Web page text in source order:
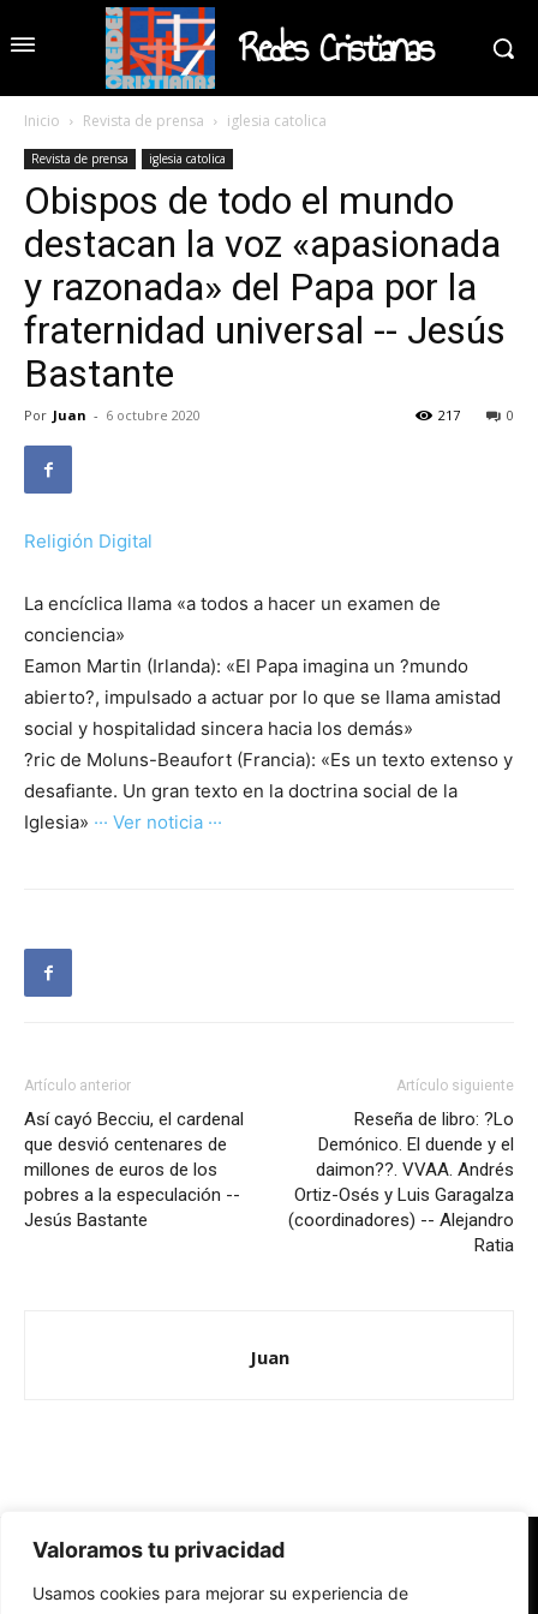
Valoramos tu privacidad
Usamos cookies para mejorar su experiencia de
Redes Cristianas
Inicio Revista de prensa iglesia catolica
Revista de prensa iglesia catolica
Obispos de todo el mundo
destacan la voz «apasionada
y razonada» del Papa por la
fraternidad universal -- Jesús
Bastante
Por Juan - 6 octubre 2020 0
217
Religión Digital
La encíclica llama «a todos a hacer un examen de
conciencia»
Eamon Martin (Irlanda): «El Papa imagina un ?mundo
abierto?, impulsado a actuar por lo que se llama amistad
social y hospitalidad sincera hacia los demás»
?ric de Moluns-Beaufort (Francia): «Es un texto extenso y
desafiante. Un gran texto en la doctrina social de la
Iglesia» ··· Ver noticia ···
Artículo anterior
Así cayó Becciu, el cardenal
que desvió centenares de
millones de euros de los
pobres a la especulación --
Jesús Bastante
Artículo siguiente
Reseña de libro: ?Lo
Demónico. El duende y el
daimon??. VVAA. Andrés
Ortiz-Osés y Luis Garagalza
(coordinadores) -- Alejandro
Ratia
Juan
Redes Cristianas
Una mirada alternativa sobre la Iglesia católica y la sociedad